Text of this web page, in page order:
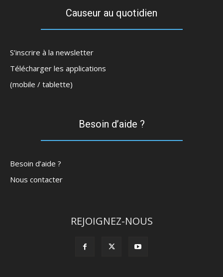
Causeur au quotidien
S’inscrire à la newsletter
Télécharger les applications
(mobile / tablette)
Besoin d’aide ?
Besoin d’aide ?
Nous contacter
REJOIGNEZ-NOUS